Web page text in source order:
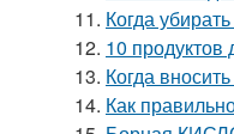
11. Когда
12. 10 продуктов
13. Когда
14. Как